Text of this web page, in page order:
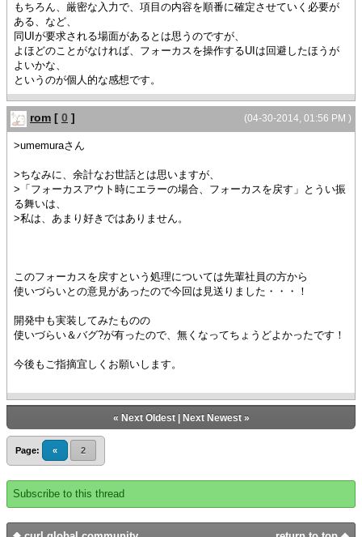
もちろん、厳密な入力で、項目の内容を順番に確定させていく必要が
ある、など、
同UIが要求される場面があるとは思うのですが、
よほどのことがなければ、フォーカスを操作するUIは回避したほうが
よいかな、
というのが個人的な感想です。
(04-30-2014, 01:56 PM )
rom [ 0 ]
>umemuraさん
>ちなみに、余計なお世話とは思いますが、
>「フォーカスアウト時にエラーの場合、フォーカスを戻す」とうい振
る舞いは、
>私は、あまり好きではありません。
このフォーカスを戻すという処理については先輩社員の方から
使いづらいとの意見があったので今回は見送りました・・・！
開発中も実装してみたものの
使いづらい＆バグ?が有ったので、無くなってちょうどよかったです！
今後もご指摘宜しくお願いします。
« Next Oldest| Next Newest»
Page: « 2
Subscribe to this thread